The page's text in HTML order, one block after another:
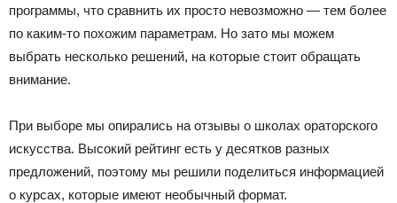
программы, что сравнить их просто невозможно — тем более
по каким-то похожим параметрам. Но зато мы можем
выбрать несколько решений, на которые стоит обращать
внимание.
При выборе мы опирались на отзывы о школах ораторского
искусства. Высокий рейтинг есть у десятков разных
предложений, поэтому мы решили поделиться информацией
о курсах, которые имеют необычный формат.